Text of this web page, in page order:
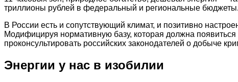
триллионы рублей в федеральный и региональные
В России есть и сопутствующий климат, и позитивно
Модифицируя нормативную базу, которая должна
проконсультировать российских законодателей о добыче
Энергии у нас в изобилии